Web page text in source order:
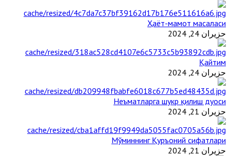
Ҳаёт-мамот масаласи
حزيران 24, 2024
Қайтим
حزيران 24, 2024
Неъматларга шукр қилиш дуоси
حزيران 21, 2024
Мўминнинг Қуръоний сифатлари
حزيران 21, 2024